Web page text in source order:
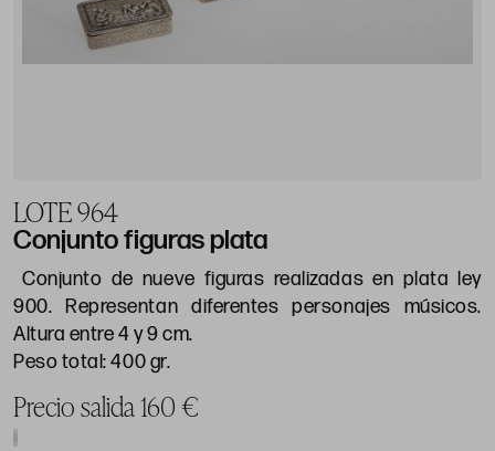
LOTE 964
Conjunto figuras plata
Conjunto de nueve figuras realizadas en plata ley
900. Representan diferentes personajes músicos.
Altura entre 4 y 9 cm.
Peso total: 400 gr.
Precio salida 160 €